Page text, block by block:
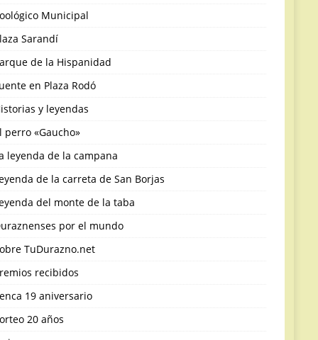
Municipal
Sarandí
de la Hispanidad
en Plaza Rodó
y leyendas
perro «Gaucho»
leyenda de la campana
de la carreta de San Borjas
del monte de la taba
por el mundo
TuDurazno.net
recibidos
19 aniversario
20 años